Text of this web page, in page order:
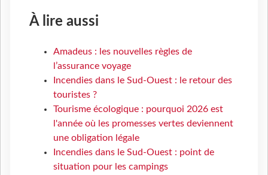
À lire aussi
Amadeus : les nouvelles règles de
l’assurance voyage
Incendies dans le Sud-Ouest : le retour des
touristes ?
Tourisme écologique : pourquoi 2026 est
l'année où les promesses vertes deviennent
une obligation légale
Incendies dans le Sud-Ouest : point de
situation pour les campings